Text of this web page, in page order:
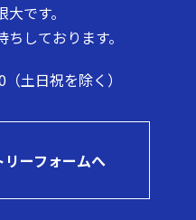
です。
しております。
土日祝を除く）
ーフォームへ